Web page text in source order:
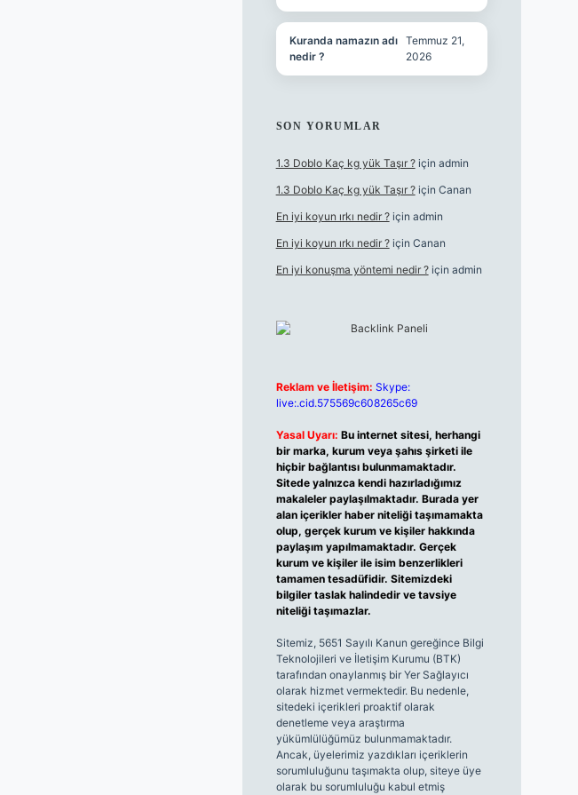
Kuranda namazın adı
nedir ?
Temmuz 21,
2026
SON YORUMLAR
1.3 Doblo Kaç kg yük Taşır ?için admin
1.3 Doblo Kaç kg yük Taşır ?için Canan
En iyi koyun ırkı nedir ?için admin
En iyi koyun ırkı nedir ?için Canan
En iyi konuşma yöntemi nedir ?için admin
Reklam ve İletişim: Skype:
live:.cid.575569c608265c69
Yasal Uyarı: Bu internet sitesi, herhangi
bir marka, kurum veya şahıs şirketi ile
hiçbir bağlantısı bulunmamaktadır.
Sitede yalnızca kendi hazırladığımız
makaleler paylaşılmaktadır. Burada yer
alan içerikler haber niteliği taşımamakta
olup, gerçek kurum ve kişiler hakkında
paylaşım yapılmamaktadır. Gerçek
kurum ve kişiler ile isim benzerlikleri
tamamen tesadüfidir. Sitemizdeki
bilgiler taslak halindedir ve tavsiye
niteliği taşımazlar.
Sitemiz, 5651 Sayılı Kanun gereğince Bilgi
Teknolojileri ve İletişim Kurumu (BTK)
tarafından onaylanmış bir Yer Sağlayıcı
olarak hizmet vermektedir. Bu nedenle,
sitedeki içerikleri proaktif olarak
denetleme veya araştırma
yükümlülüğümüz bulunmamaktadır.
Ancak, üyelerimiz yazdıkları içeriklerin
sorumluluğunu taşımakta olup, siteye üye
olarak bu sorumluluğu kabul etmiş